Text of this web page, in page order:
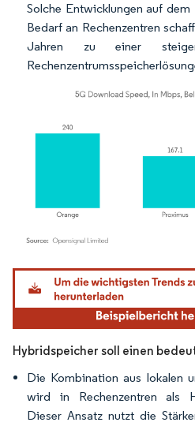
Solche Entwicklungen auf
Bedarf an Rechenzentren
Jahren zu einer
Bild © Mordor Intelligence.
Hybridspeicher soll einen
Die Kombination aus lokalen
wird in Rechenzentren als
Dieser Ansatz nutzt die